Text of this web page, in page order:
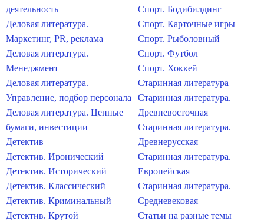
деятельность
Деловая литература.
Маркетинг, PR, реклама
Деловая литература.
Менеджмент
Деловая литература.
Управление, подбор персонала
Деловая литература. Ценные
бумаги, инвестиции
Детектив
Детектив. Иронический
Детектив. Исторический
Детектив. Классический
Детектив. Криминальный
Детектив. Крутой
Спорт. Бодибилдинг
Спорт. Карточные игры
Спорт. Рыболовный
Спорт. Футбол
Спорт. Хоккей
Старинная литература
Старинная литература.
Древневосточная
Старинная литература.
Древнерусская
Старинная литература.
Европейская
Старинная литература.
Средневековая
Статьи на разные темы